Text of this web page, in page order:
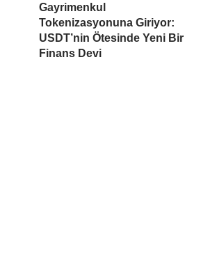
Gayrimenkul
Tokenizasyonuna Giriyor:
USDT’nin Ötesinde Yeni Bir
Finans Devi